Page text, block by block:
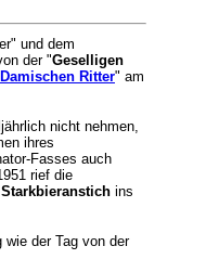
und dem
der "Geselligen
Ritter" am
nicht nehmen,
ihres
Fasses auch
rief die
ins
wie der Tag von der